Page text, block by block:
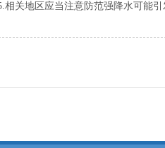
地区应当注意防范强降水可能引